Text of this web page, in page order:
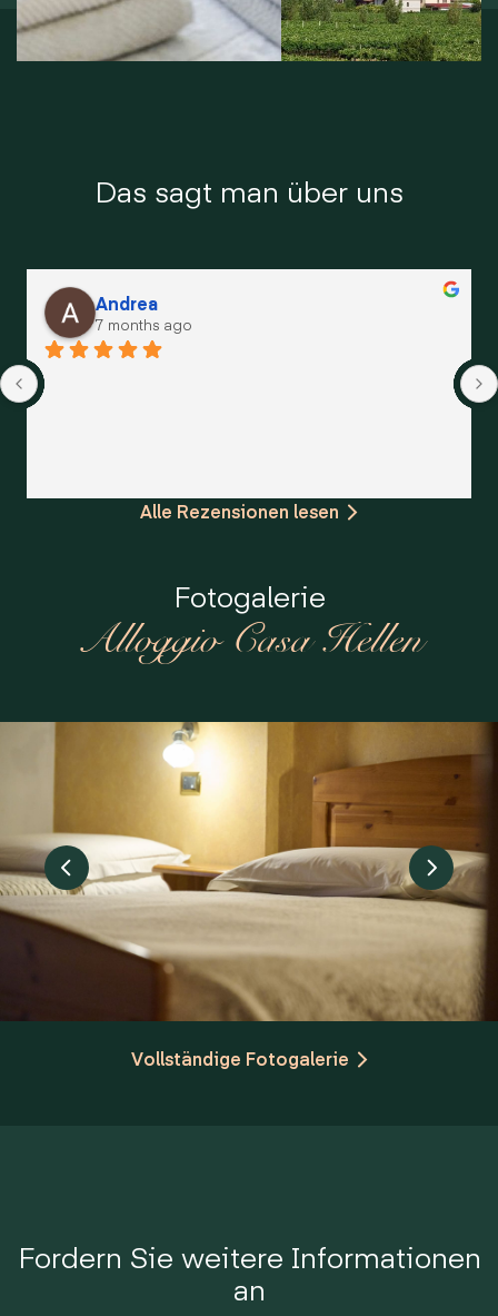
Das sagt man über uns
Andrea
7 months ago
Alle Rezensionen lesen
Fotogalerie
Alloggio Casa Hellen
Vollständige Fotogalerie
Fordern Sie weitere Informationen
an